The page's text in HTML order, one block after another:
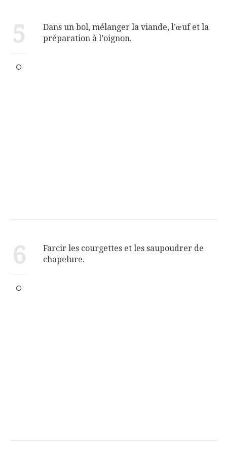
5
Dans un bol, mélanger la viande, l’œuf et la
préparation à l’oignon.
6
Farcir les courgettes et les saupoudrer de
chapelure.